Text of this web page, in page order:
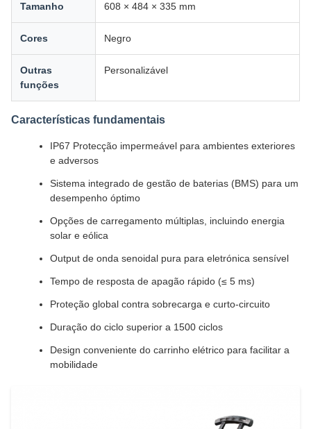
Tamanho 608 × 484 × 335 mm
Cores Negro
Outras
funções
Personalizável
Características fundamentais
IP67 Protecção impermeável para ambientes exteriores
e adversos
Sistema integrado de gestão de baterias (BMS) para um
desempenho óptimo
Opções de carregamento múltiplas, incluindo energia
solar e eólica
Output de onda senoidal pura para eletrónica sensível
Tempo de resposta de apagão rápido (≤ 5 ms)
Proteção global contra sobrecarga e curto-circuito
Duração do ciclo superior a 1500 ciclos
Design conveniente do carrinho elétrico para facilitar a
mobilidade